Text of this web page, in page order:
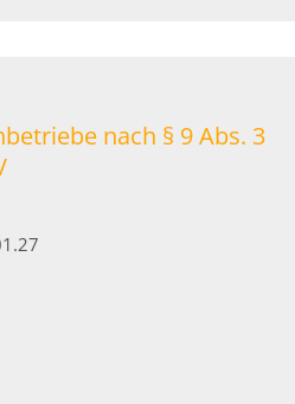
nach § 9 Abs. 3